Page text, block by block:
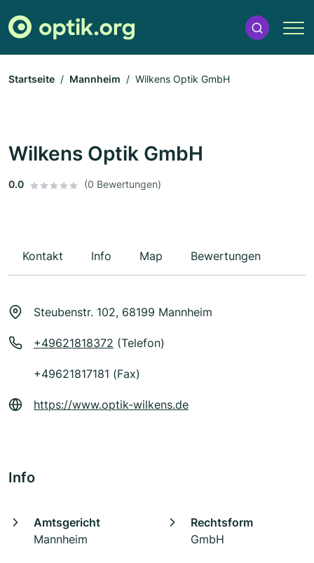
Startseite Mannheim Wilkens Optik GmbH
Wilkens Optik GmbH
0.0 (0 Bewertungen)
Kontakt Info Map Bewertungen
Steubenstr. 102, 68199 Mannheim
+49621818372 (Telefon)
+49621817181 (Fax)
https://www.optik-wilkens.de
Info
Amtsgericht
Mannheim
Rechtsform
GmbH